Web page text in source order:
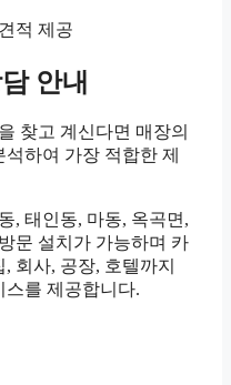
적 제공
안내
찾고 계신다면 매장의
하여 가장 적합한 제
, 태인동, 마동, 옥곡면,
문 설치가 가능하며 카
회사, 공장, 호텔까지
스를 제공합니다.